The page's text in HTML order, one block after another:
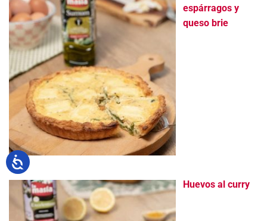
espárragos y
queso brie
Huevos al curry